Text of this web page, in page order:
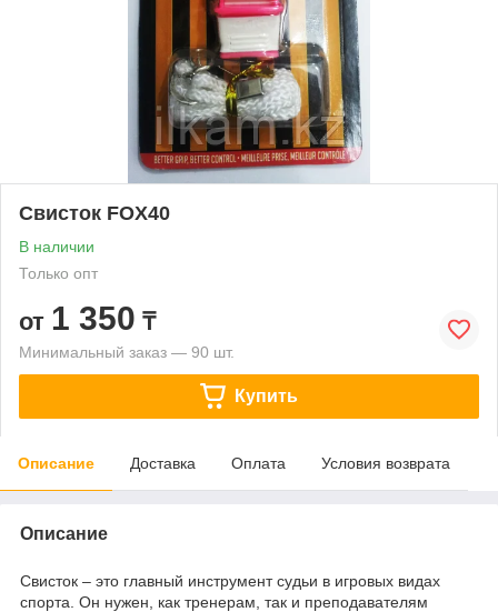
Свисток FOX40
В наличии
Только опт
от 1 350 ₸
Минимальный заказ — 90 шт.
Купить
Описание Доставка Оплата Условия возврата
Описание
Свисток – это главный инструмент судьи в игровых видах
спорта. Он нужен, как тренерам, так и преподавателям